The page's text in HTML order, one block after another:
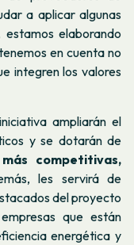
a aplicar algunas
elaborando
en cuenta no
integren los valores
ampliarán el
y se dotarán de
más competitivas,
les servirá de
del proyecto
que están
energética y